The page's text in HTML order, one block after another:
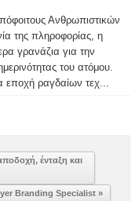
Ανθρωπιστικών
της πληροφορίας, η
γρανάζια για την
του ατόμου.
εποχή ραγδαίων τεχ...
ένταξη και
Branding Specialist »